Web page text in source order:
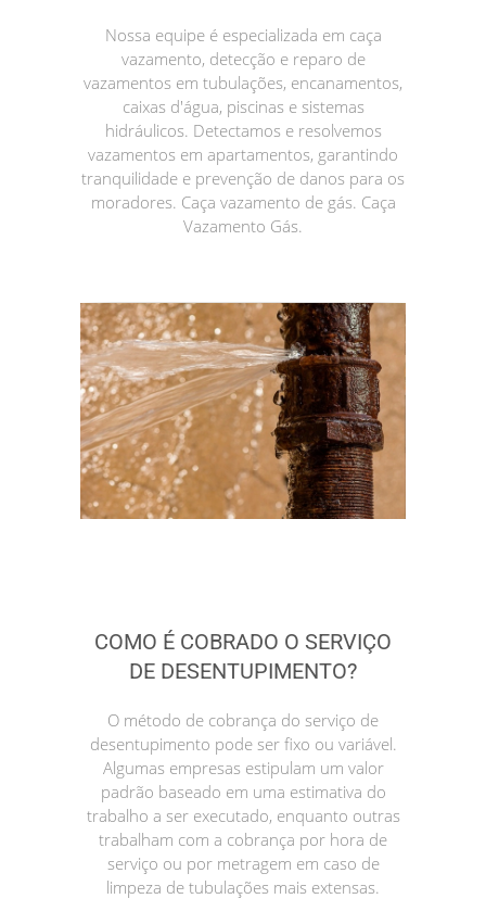
Nossa equipe é especializada em caça
vazamento, detecção e reparo de
vazamentos em tubulações, encanamentos,
caixas d'água, piscinas e sistemas
hidráulicos. Detectamos e resolvemos
vazamentos em apartamentos, garantindo
tranquilidade e prevenção de danos para os
moradores. Caça vazamento de gás. Caça
Vazamento Gás.
COMO É COBRADO O SERVIÇO
DE DESENTUPIMENTO?
O método de cobrança do serviço de
desentupimento pode ser fixo ou variável.
Algumas empresas estipulam um valor
padrão baseado em uma estimativa do
trabalho a ser executado, enquanto outras
trabalham com a cobrança por hora de
serviço ou por metragem em caso de
limpeza de tubulações mais extensas.